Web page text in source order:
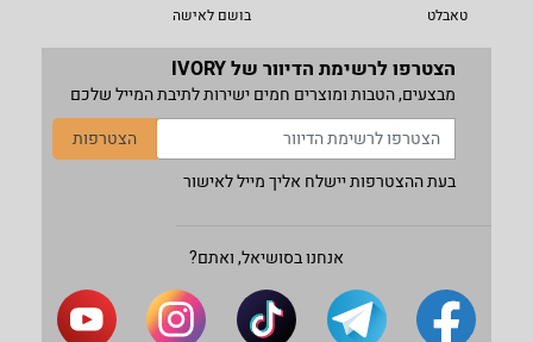
טאבלט
בושם לאישה
הצטרפו לרשימת הדיוור של IVORY
מבצעים, הטבות ומוצרים חמים ישירות לתיבת המייל שלכם
הצטרפות
בעת ההצטרפות יישלח אליך מייל לאישור
אנחנו בסושיאל, ואתם?